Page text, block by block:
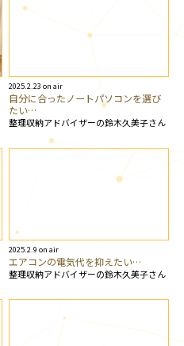
2025.2.23 on air
自分に合ったノートパソコンを選び
たい…
整理収納アドバイザーの鈴木久美子さん
2025.2.9 on air
エアコンの電気代を抑えたい…
整理収納アドバイザーの鈴木久美子さん